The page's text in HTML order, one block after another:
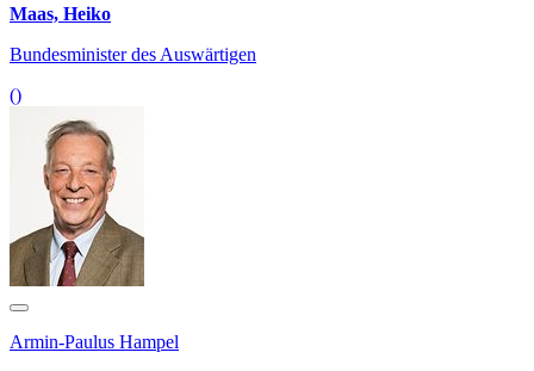
Maas, Heiko
Bundesminister des Auswärtigen
()
Armin-Paulus Hampel